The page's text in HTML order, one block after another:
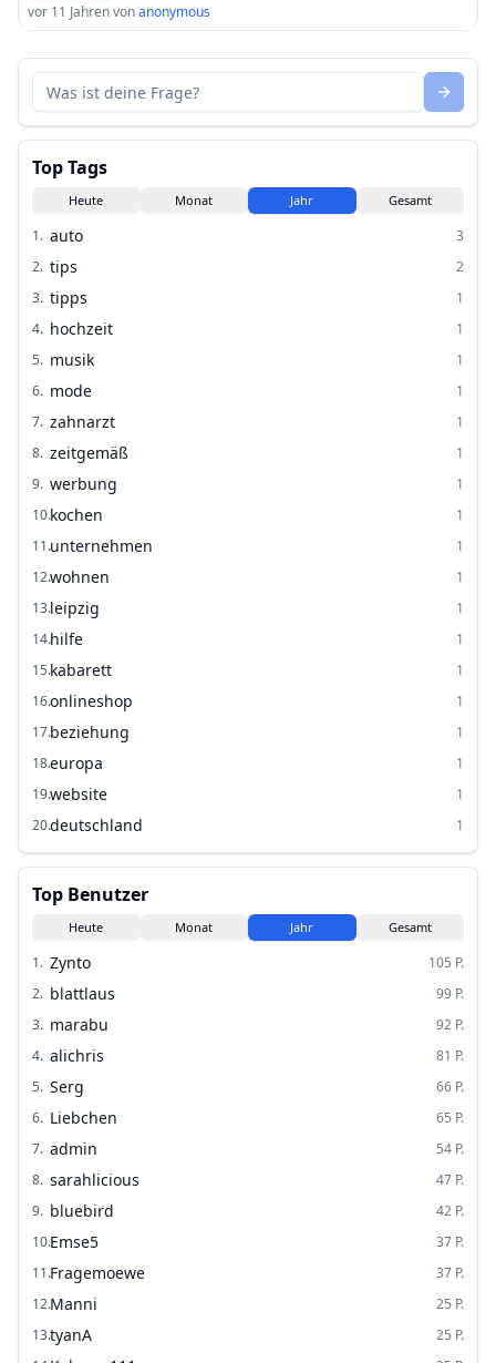
vor 11 Jahrenvonanonymous
Top Tags
Heute Monat Jahr Gesamt
1. auto
3
2. tips
2
3. tipps
1
4. hochzeit
1
5. musik
1
6. mode
1
7. zahnarzt
1
8. zeitgemäß
1
9. werbung
1
10.kochen
1
11.unternehmen
1
12.wohnen
1
13.leipzig
1
14.hilfe
1
15.kabarett
1
16.onlineshop
1
17.beziehung
1
18.europa
1
19.website
1
20.deutschland 1
Top Benutzer
Heute Monat Jahr Gesamt
1. Zynto 105 P.
2. blattlaus 99 P.
3. marabu 92 P.
4. alichris 81 P.
5. Serg 66 P.
6. Liebchen 65 P.
7. admin 54 P.
8. sarahlicious 47 P.
9. bluebird 42 P.
10.Emse5 37 P.
11.Fragemoewe 37 P.
12.Manni 25 P.
13.tyanA 25 P.